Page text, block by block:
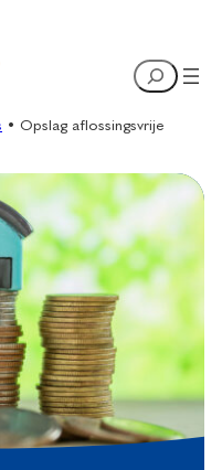
Search
• Opslag aflossingsvrije